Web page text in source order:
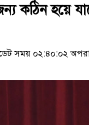
কঠিন হয়ে
সময় ০২:৪০:০২